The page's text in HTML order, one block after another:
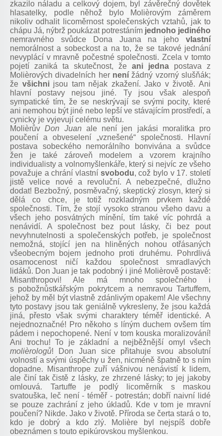
zkazilo náladu a celkový dojem, byl závěrečný dovětek
hlasatelky, podle něhož bylo Molièrovým záměrem
nikoliv odhalit licoměrnost společenských vztahů, jak to
chápu Já, nýbrž poukázat potrestáním jednoho jediného
nemravného svůdce Dona Juana na jeho vlastní
nemorálnost a sobeckost a na to, že se takové jednání
nevyplácí v mravně počestné společnosti. Zcela v tomto
pojetí zaniká ta skutečnost, že ani jedna postava z
Molièrových divadelních her není žádný vzorný slušňák;
že všichnijsou tam nějak zkažení. Jako v životě. Ani
hlavní postavy nejsou jiné. Ty jsou však alespoň
sympatické tím, že se neskrývají se svými pocity, které
ani nemohou být jiné nebo lepší ve stávajícím prostředí, a
cynicky je vyjevují celému světu.
MolièrůvDon Juan ale není jen jakási moralitka pro
poučení a obveselení „vznešené“ společnosti. Hlavní
postava sobeckého nemorálního bonvivána a svůdce
žen je také zároveň modelem a vzorem krajního
individualisty a volnomyšlenkáře, který si nejvíc ze všeho
považuje a chrání vlastní svobodu, což bylo v 17. století
jistě velice nové a revoluční. A nebezpečné, dlužno
dodat! Bezbožný, posměvačný, skeptický zlosyn, který si
dělá co chce, je totiž rozkladným prvkem každé
společnosti. Tím, že stojí vysoko stranou všeho davu a
všech jeho posvátných mínění, tím také víc pohrdá a
nenávidí. A společnost bez pout lásky, či bez pout
nevyhnutelnosti a společenských potřeb, je společnost
nemožná, stojící jen na hliněných nohou otřásaných
všeobecným bojem jednoho proti druhému. Pohrdlivá
osamocenost ničí každou společnost smradlavých
lidáků. Don Juan je tak podobný i jiné Molièrově postavě:
Misanthropovi! Ale má mnoho společného i
s pobožnůstkářským pokrytcem a nemravou Tartuffem,
jehož by měl být vlastně zdánlivým opakem! Ale všechny
tyto postavy jsou tak geniálně vykresleny, že jsou každá
jiná, přesto však svými charaktery téměř identické. A
nejednoznačné! Pro někoho s líným duchem ovšem tím
pádem i nepochopené. Není v tom kouska moralizování!
Ani trochu! To je základní a nejběžnější omyl všech
molièrologů!
Don Juan sice přitahuje svou absolutní
volností a svými úspěchy u žen, nicméně špatně to s ním
dopadne. Misanthrope zuří vášnivou nenávistí k lidem,
ale činí tak čistě z lásky, ze zhrzené lásky; to jej jakoby
omlouvá. Tartuffe je podlý licoměrník s maskou
svatouška, leč není - téměř - potrestán; dobří naivní lidé
se pouze zachrání z jeho úkladů. Kde v tom je mravní
poučení? Nikde. Jako v životě. Příroda se čerta stará o to,
kdo je dobrý a kdo zlý. Molière byl nejspíš dobře
obeznámen s touto epikúrovskou myšlenkou.